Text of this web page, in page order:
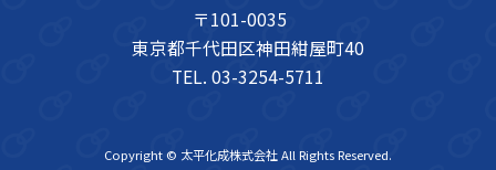
〒101-0035
東京都千代田区神田紺屋町40
TEL. 03-3254-5711
Copyright © 太平化成株式会社 All Rights Reserved.